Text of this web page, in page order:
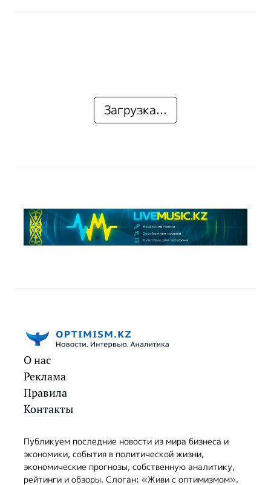
Загрузка...
О нас
Реклама
Правила
Контакты
Публикуем последние новости из мира бизнеса и
экономики, события в политической жизни,
экономические прогнозы, собственную аналитику,
рейтинги и обзоры. Слоган: «Живи с оптимизмом».